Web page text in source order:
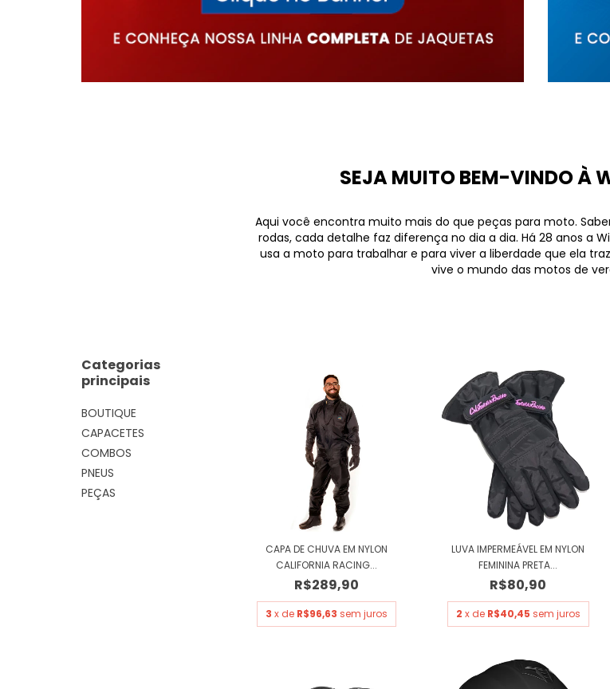
SEJA MUITO BEM-VINDO À
Aqui você encontra muito mais do que peças para moto.
rodas, cada detalhe faz diferença no dia a dia. Há 28 anos a
usa a moto para trabalhar e para viver a liberdade que ela
vive o mundo das motos de
Categorias
principais
BOUTIQUE
CAPACETES
COMBOS
PNEUS
PEÇAS
CAPA DE CHUVA EM NYLON
CALIFORNIA RACING...
R$289,90
3 x de R$96,63 sem juros
LUVA IMPERMEÁVEL EM NYLON
FEMININA PRETA...
R$80,90
2 x de R$40,45 sem juros